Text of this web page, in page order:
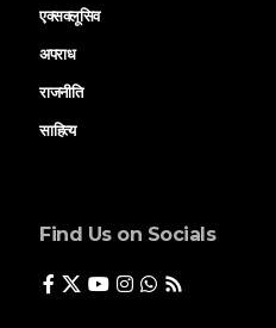
एक्सक्लूसिव
अपराध
राजनीति
साहित्य
Find Us on Socials